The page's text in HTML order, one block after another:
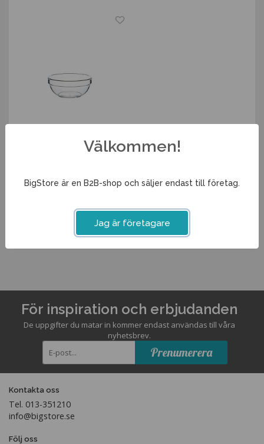
26,75 kr
För inspiration och erbjudanden
De uppgifter du matar in kommer endast användas till våra
nyhetsbrev.
Prenumerera
Kontakta oss
Tel. 013-351210
info@bigstore.se
Följ oss
Välkommen!
BigStore är en B2B-shop och säljer endast till företag.
Jag är företagare